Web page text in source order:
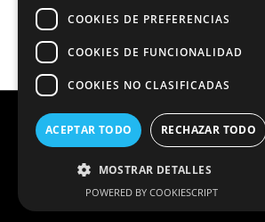
Copyright © 2026 Fedes
Ciudad de La Laguna. | Diseño y
hospedaje:
COOKIES DE PREFERENCIAS
COOKIES DE FUNCIONALIDAD
COOKIES NO CLASIFICADAS
ACEPTAR TODO RECHAZAR TODO
MOSTRAR DETALLES
POWERED BY COOKIESCRIPT